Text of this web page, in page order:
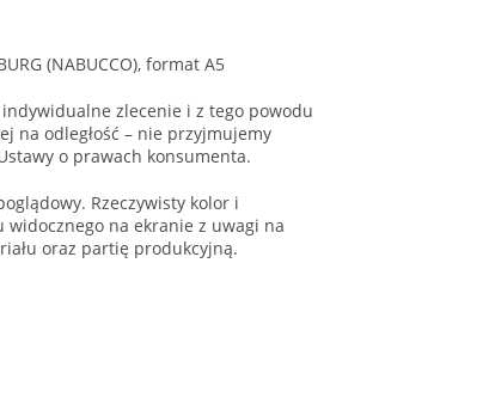
(NABUCCO), format A5
zlecenie i z tego powodu
na odległość – nie przyjmujemy
o prawach konsumenta.
Rzeczywisty kolor i
na ekranie z uwagi na
oraz partię produkcyjną.